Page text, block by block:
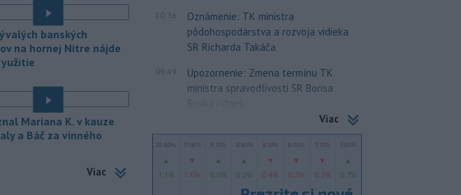
sieti s názvom
jednokoľajovom
priecestí v Lozorne
vlaku s osobným
vozidlom.
v severovýchodnej
našli rybári so známkami
banských
na hornej Nitre nájde
Mariana K. v kauze
a Báč za vinného
Viac
10:36
Oznámenie: TK ministra
pôdohospodárstva a rozvoja vidieka
SR Richarda Takáča
09:49
Upozornenie: Zmena termínu TK
ministra spravodlivosti SR Borisa
Suska - dnes
Viac